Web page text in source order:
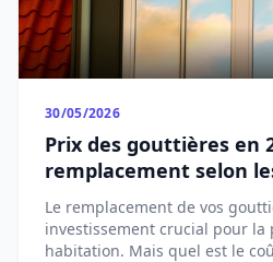
30/05/2026
Prix des gouttières en
remplacement selon
Le remplacement de vos
investissement crucial pour la
habitation. Mais quel est le